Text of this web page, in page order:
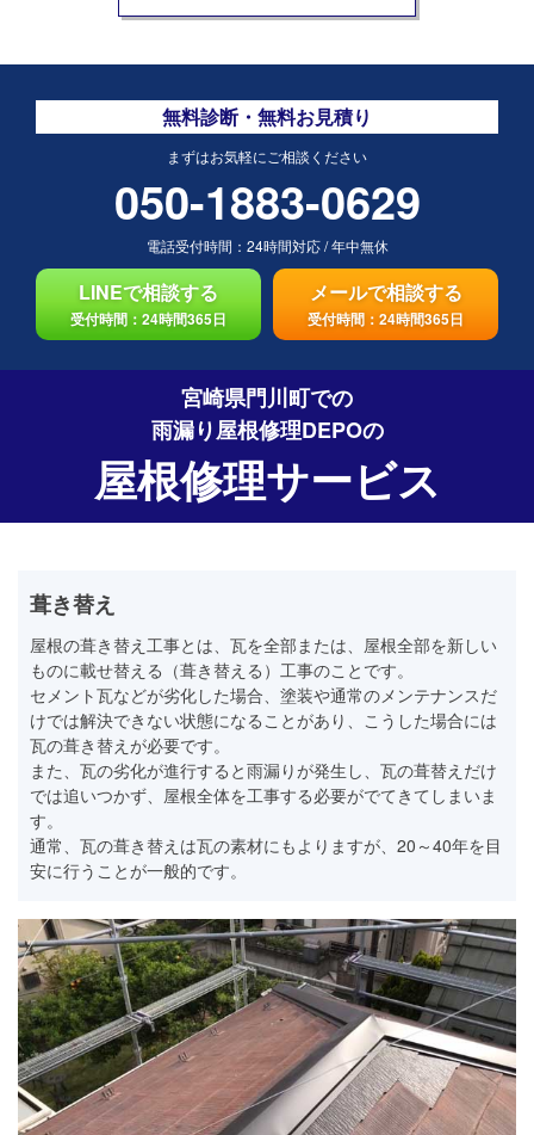
無料診断・無料お見積り
まずはお気軽にご相談ください
050-1883-0629
電話受付時間： 24時間対応/年中無休
LINEで相談する
受付時間：24時間365日
メールで相談する
受付時間：24時間365日
宮崎県門川町での
雨漏り屋根修理DEPOの
屋根修理サービス
葺き替え
屋根の葺き替え工事とは、瓦を全部または、屋根全部を新しい
ものに載せ替える（葺き替える）工事のことです。
セメント瓦などが劣化した場合、塗装や通常のメンテナンスだ
けでは解決できない状態になることがあり、こうした場合には
瓦の葺き替えが必要です。
また、瓦の劣化が進行すると雨漏りが発生し、瓦の葺替えだけ
では追いつかず、屋根全体を工事する必要がでてきてしまいま
す。
通常、瓦の葺き替えは瓦の素材にもよりますが、20～40年を目
安に行うことが一般的です。